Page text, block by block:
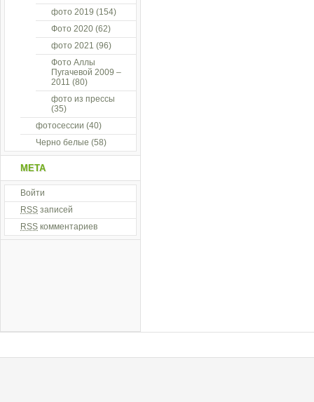
фото 2019 (154)
Фото 2020 (62)
фото 2021 (96)
Фото Аллы
Пугачевой 2009 –
2011 (80)
фото из прессы
(35)
фотосессии (40)
Черно белые (58)
МЕТА
Войти
RSS записей
RSS комментариев